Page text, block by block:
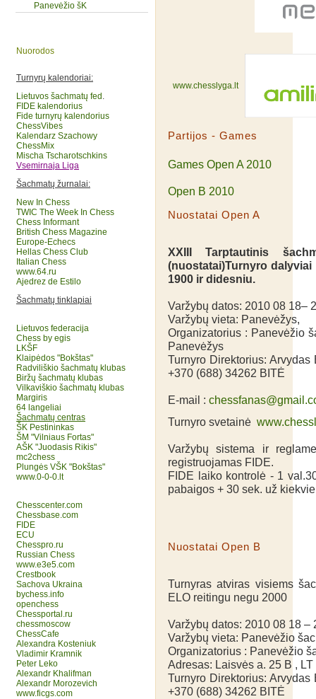
Panevėžio šK
Nuorodos
Turnyrų kalendoriai:
Lietuvos šachmatų fed .
FIDE kalendorius
Fide turnyrų kalendorius
ChessVibes
Kalendarz Szachowy
ChessMix
Mischa Tscharotschkins
Vsemirnaja Liga
Šachmatų žurnalai:
New In Chess
TWIC The Week In Chess
Chess Informant
British Chess Magazine
Europe-Echecs
Hellas Chess Club
Italian Chess
www.64.ru
Ajedrez de Estilo
Šachmatų tinklapiai
Lietuvos federacija
Chess by egis
LKŠF
Klaipėdos "Bokštas"
Radviliškio šachmatų klubas
Biržų šachmatų klubas
Vilkaviškio šachmatų klubas
Margiris
64 langeliai
Šachmatų centras
ŠK Pestininkas
ŠM "Vilniaus Fortas"
AŠK "Juodasis Rikis"
mc2chess
Plungės VŠK "Bokštas"
www.0-0-0.lt
Chesscenter.com
Chessbase.com
FIDE
ECU
Chesspro.ru
Russian Chess
www.e3e5.com
Crestbook
Sachova Ukraina
bychess.info
openchess
Chessportal.ru
chessmoscow
ChessCafe
Alexandra Kosteniuk
Vladimir Kramnik
Peter Leko
Alexandr Khalifman
Alexandr Morozevich
www.ficgs.com
www.chesslyga.lt
Partijos - Games
Games Open A 2010
Open B 2010
Nuostatai Open A
XXIII Tarptautinis
(nuostatai)Turnyro
1900 ir didesniu.
Varžybų datos: 2010 08 18–
Varžybų vieta: Panevėžys,
Organizatorius : Panevėžio
Panevėžys
Turnyro Direktorius:
+370 (688) 34262 BITĖ
E-mail :
Turnyro svetainė
Varžybų sistema ir
registruojamas FIDE.
FIDE laiko kontrolė - 1
pabaigos + 30 sek. už
Nuostatai Open B
Turnyras atviras visiems
ELO reitingu negu 2000
Varžybų datos: 2010 08 18 –
Varžybų vieta: Panevėžio
Organizatorius : Panevėžio
Adresas: Laisvės a. 25 B ,
Turnyro Direktorius:
+370 (688) 34262 BITĖ